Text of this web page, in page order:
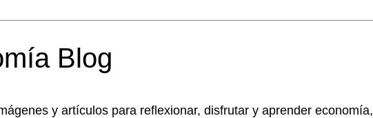
Blog
y artículos para reflexionar, disfrutar y aprender economía,